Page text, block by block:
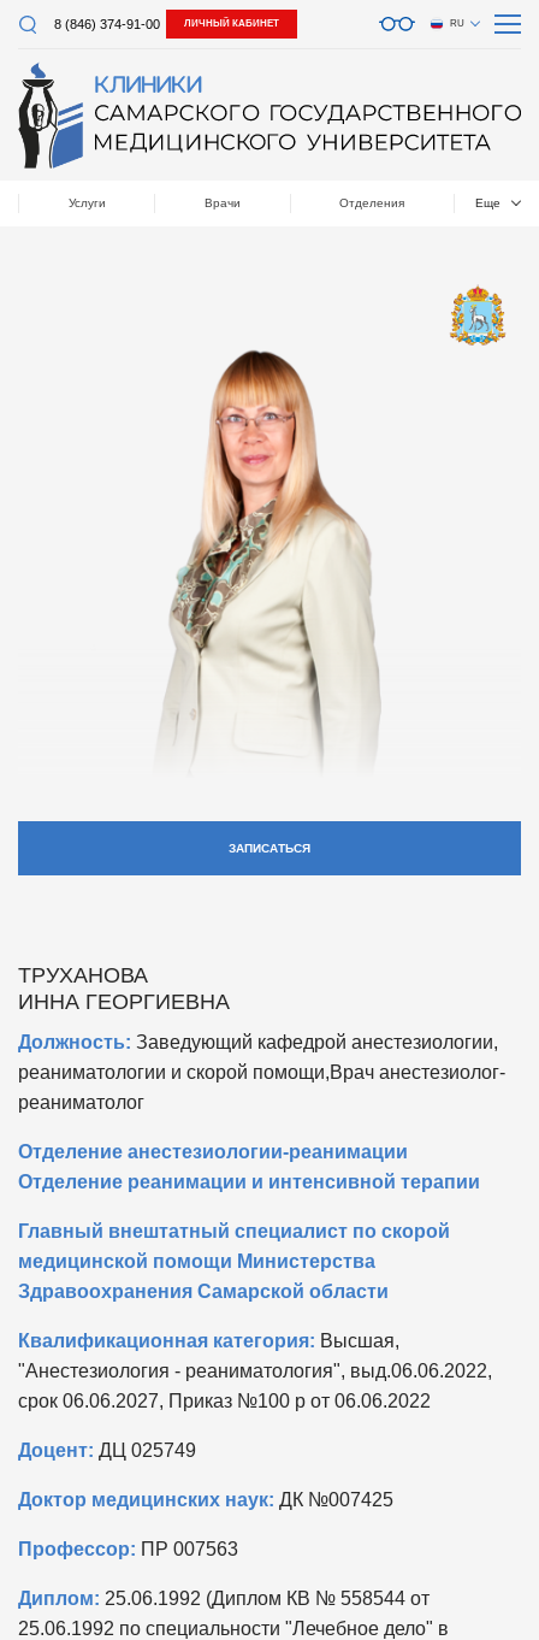
8 (846) 374-91-00 ЛИЧНЫЙ КАБИНЕТ RU
Услуги Врачи Отделения Еще
ЗАПИСАТЬСЯ
ТРУХАНОВА
ИННА ГЕОРГИЕВНА
Должность: Заведующий кафедрой анестезиологии,
реаниматологии и скорой помощи,Врач анестезиолог-
реаниматолог
Отделение анестезиологии-реанимации
Отделение реанимации и интенсивной терапии
Главный внештатный специалист по скорой
медицинской помощи Министерства
Здравоохранения Самарской области
Квалификационная категория: Высшая,
"Анестезиология - реаниматология", выд.06.06.2022,
срок 06.06.2027, Приказ №100 р от 06.06.2022
Доцент: ДЦ 025749
Доктор медицинских наук: ДК №007425
Профессор: ПР 007563
Диплом: 25.06.1992 (Диплом КВ № 558544 от
25.06.1992 по специальности "Лечебное дело" в